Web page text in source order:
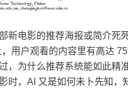
电影的推荐海报或简介死
用户观看的内容里有高达
，为什么推荐系统能如此精
，AI 又是如何未卜先知，